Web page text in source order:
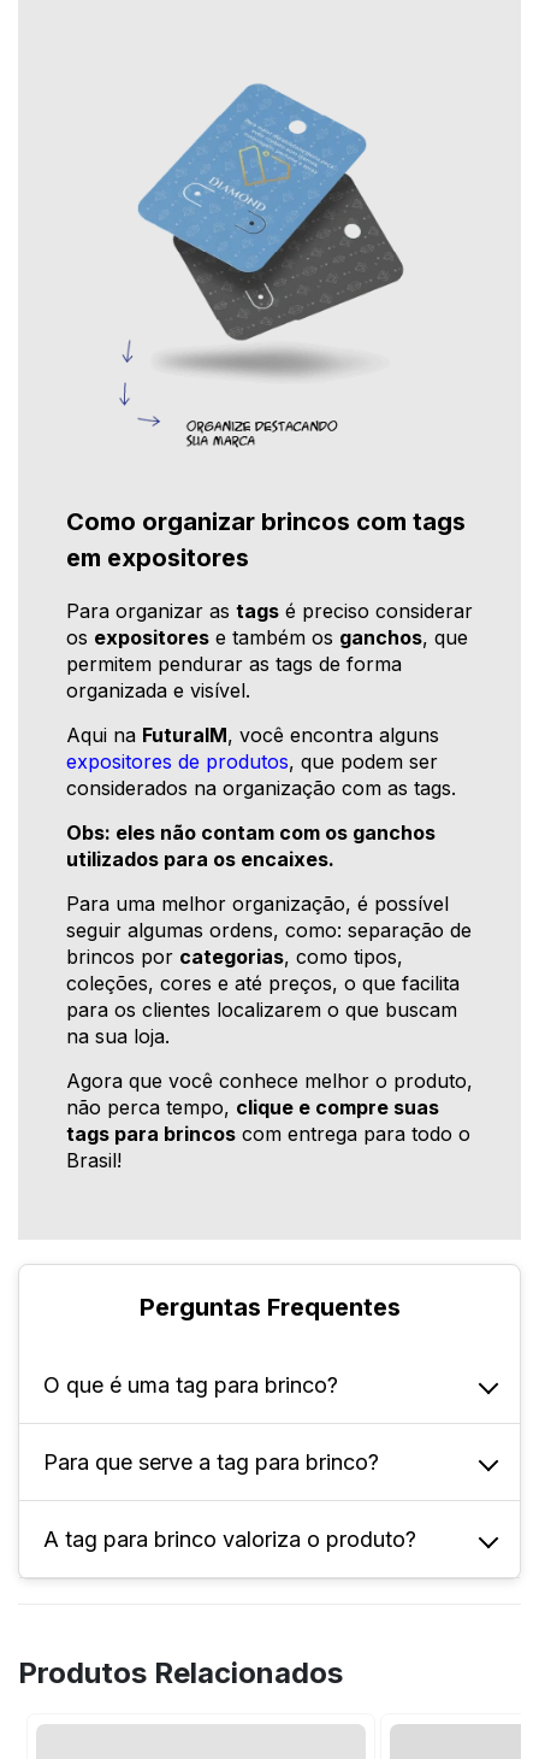
Como organizar brincos com tags
em expositores
Para organizar as tags é preciso considerar
os expositores e também os ganchos, que
permitem pendurar as tags de forma
organizada e visível.
Aqui na FuturaIM, você encontra alguns
expositores de produtos, que podem ser
considerados na organização com as tags.
Obs: eles não contam com os ganchos
utilizados para os encaixes.
Para uma melhor organização, é possível
seguir algumas ordens, como: separação de
brincos por categorias, como tipos,
coleções, cores e até preços, o que facilita
para os clientes localizarem o que buscam
na sua loja.
Agora que você conhece melhor o produto,
não perca tempo, clique e compre suas
tags para brincos com entrega para todo o
Brasil!
Perguntas Frequentes
O que é uma tag para brinco?
A tag para brinco é uma pequena cartela
feita em diferentes materiais usada para
expor e identificar brincos, facilitar a
Para que serve a tag para brinco?
Ela serve para apresentar informações
importantes como a marca e código do
demonstrando profissionalismo.
A tag para brinco valoriza o produto?
destacando o brilho e a exclusividade da
peça, por meio da sua personalização.
Produtos Relacionados